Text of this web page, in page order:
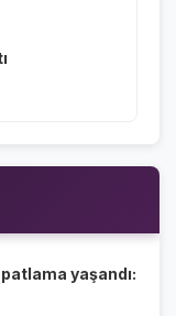
yaşandı: